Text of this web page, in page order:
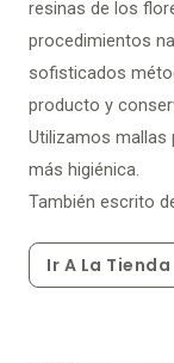
resinas de los
procedimientos
sofisticados
producto y
Utilizamos mallas
más higiénica.
También escrito
Ir A La Tienda